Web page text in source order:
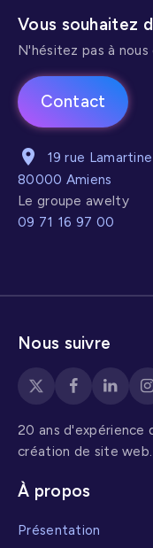
Vous souhaitez
N'hésitez pas à
Contact
19 rue Lamartine
80000 Amiens
Le groupe awelty
09 71 16 97 00
Nous suivre
20 ans d'expérience
création de site web.
À propos
Présentation